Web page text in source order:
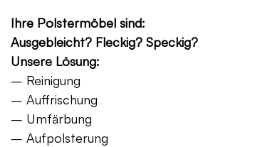
Ihre Polstermöbel sind:
Ausgebleicht? Fleckig? Speckig?
Unsere Lösung:
– Reinigung
– Auffrischung
– Umfärbung
– Aufpolsterung